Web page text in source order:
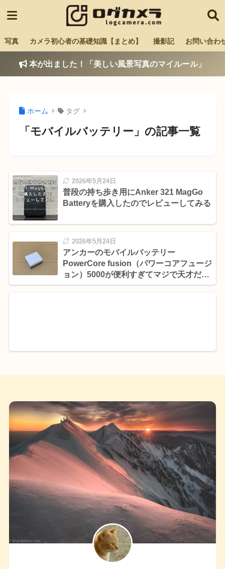
写真 カメラ初心者の基礎知識【まとめ】 撮影記 お問い合わ
本が出ました！「美しい風景写真のマイルール」
ホーム タグ
「モバイルバッテリー」の記事一覧
2026年5月24日
普段の持ち歩き用にAnker 321 MagGo
Batteryを購入したのでレビューしてみる
2026年5月24日
アンカーのモバイルバッテリー
PowerCore fusion（パワーコアフュージ
ョン）5000が便利すぎてマジで天才だと
思ったという話